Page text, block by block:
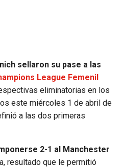
sellaron su pase a las
League Femenil
eliminatorias en los
este miércoles 1 de abril de
a las dos primeras
2-1 al Manchester
resultado que le permitió